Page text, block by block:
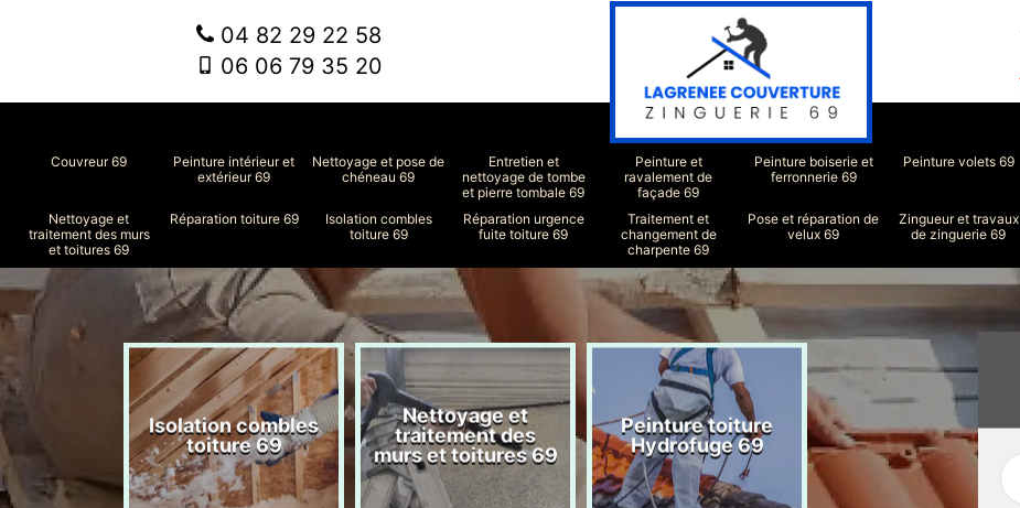
04 82 29 22 58
06 06 79 35 20
Couvreur 69
Peinture intérieur et
extérieur 69
Nettoyage et pose de
chéneau 69
Entretien et
nettoyage de tombe
et pierre tombale 69
Peinture et
ravalement de
façade 69
Peinture boiserie et
ferronnerie 69
Peinture volets 69
Nettoyage et
traitement des murs
et toitures 69
Réparation toiture 69
Isolation combles
toiture 69
Réparation urgence
fuite toiture 69
Traitement et
changement de
charpente 69
Pose et réparation de
velux 69
Zingueur et travaux
de zinguerie 69
de
69
Isolation combles
toiture 69
Nettoyage et
traitement des
murs et toitures 69
Peinture toiture
Hydrofuge 69
Réparation toiture
69